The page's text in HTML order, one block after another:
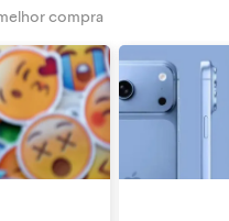
compra